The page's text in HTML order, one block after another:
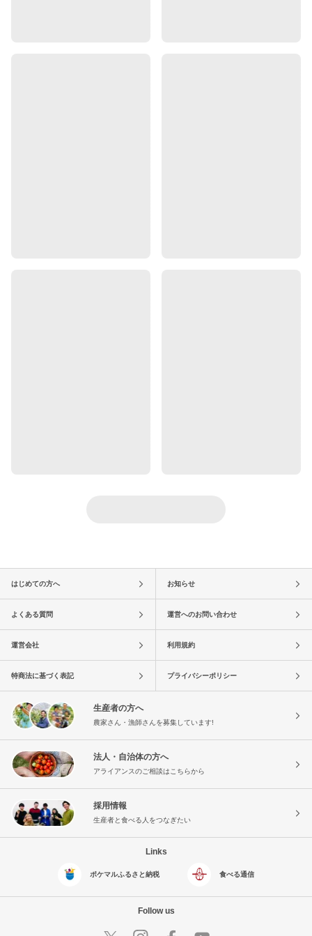
はじめての方へ お知らせ
よくある質問 運営へのお問い合わせ
運営会社 利用規約
特商法に基づく表記 プライバシーポリシー
生産者の方へ
農家さん・漁師さんを募集しています!
法人・自治体の方へ
アライアンスのご相談はこちらから
採用情報
生産者と食べる人をつなぎたい
Links
ポケマルふるさと納税 食べる通信
Follow us